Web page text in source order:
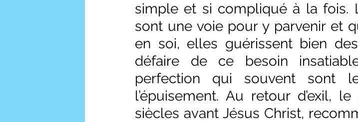
simple et si compliqué à la fois.
sont une voie pour y parvenir et
en soi, elles guérissent bien
défaire de ce besoin
perfection qui souvent sont
l’épuisement. Au retour d’exil,
siècles avant Jésus Christ,